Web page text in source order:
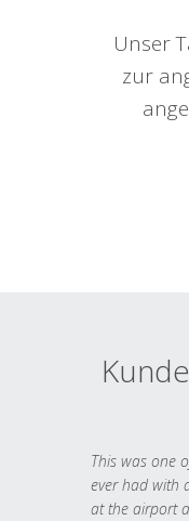
Unser
zur
This was one
ever had with
at the airport